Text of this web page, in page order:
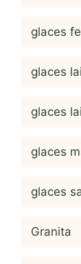
glaces
glaces
glaces
glaces
glaces
Granita